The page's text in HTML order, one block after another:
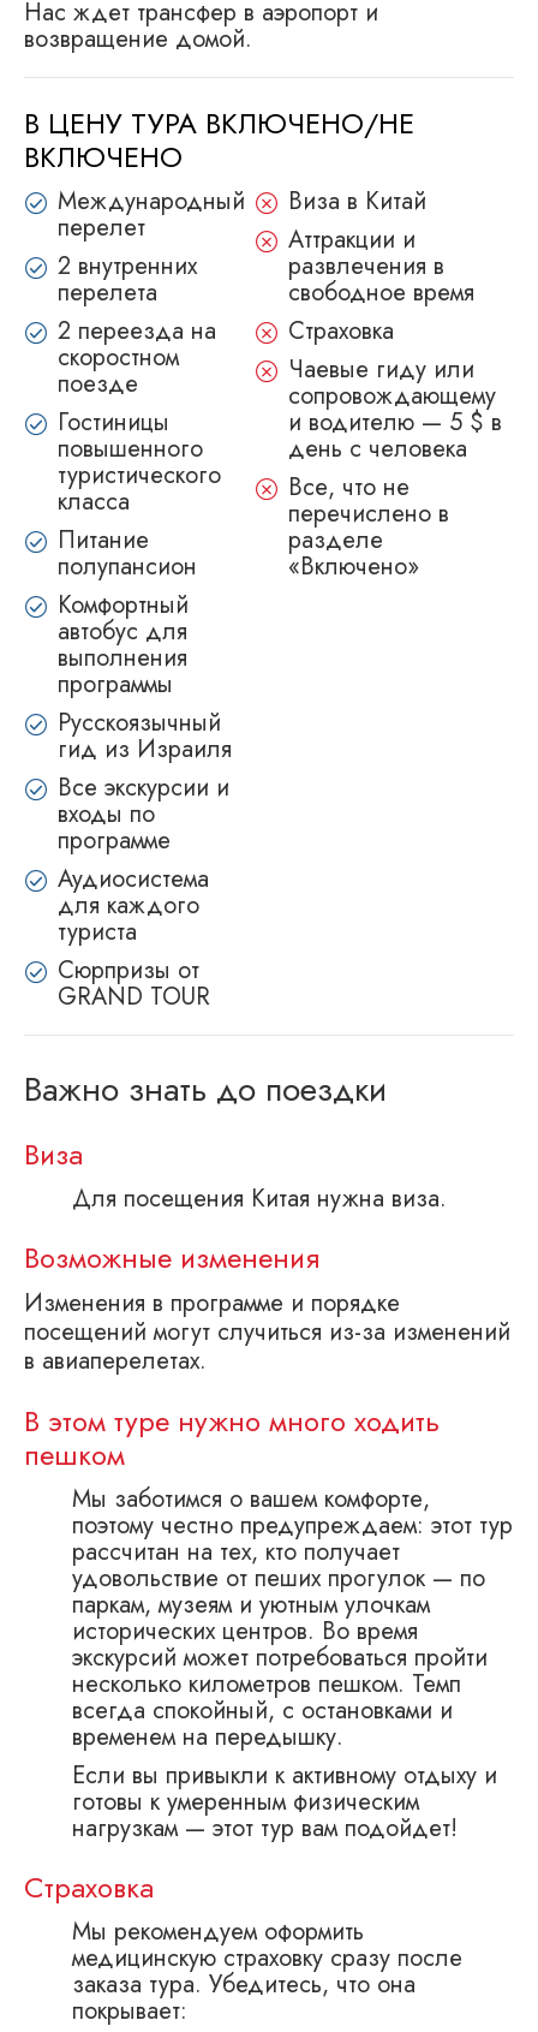
Нас ждет трансфер в аэропорт и
возвращение домой.
В ЦЕНУ ТУРА ВКЛЮЧЕНО/НЕ
ВКЛЮЧЕНО
Международный
перелет
2 внутренних
перелета
2 переезда на
скоростном
поезде
Гостиницы
повышенного
туристического
класса
Питание
полупансион
Комфортный
автобус для
выполнения
программы
Русскоязычный
гид из Израиля
Все экскурсии и
входы по
программе
Аудиосистема
для каждого
туриста
Сюрпризы от
GRAND TOUR
Виза в Китай
Аттракции и
развлечения в
свободное время
Страховка
Чаевые гиду или
сопровождающему
и водителю — 5 $ в
день с человека
Все, что не
перечислено в
разделе
«Включено»
Важно знать до поездки
Виза
Для посещения Китая нужна виза.
Возможные изменения
Изменения в программе и порядке
посещений могут случиться из-за изменений
в авиаперелетах.
В этом туре нужно много ходить
пешком
Мы заботимся о вашем комфорте,
поэтому честно предупреждаем: этот тур
рассчитан на тех, кто получает
удовольствие от пеших прогулок — по
паркам, музеям и уютным улочкам
исторических центров. Во время
экскурсий может потребоваться пройти
несколько километров пешком. Темп
всегда спокойный, с остановками и
временем на передышку.
Если вы привыкли к активному отдыху и
готовы к умеренным физическим
нагрузкам — этот тур вам подойдет!
Страховка
Мы рекомендуем оформить
медицинскую страховку сразу после
заказа тура. Убедитесь, что она
покрывает: